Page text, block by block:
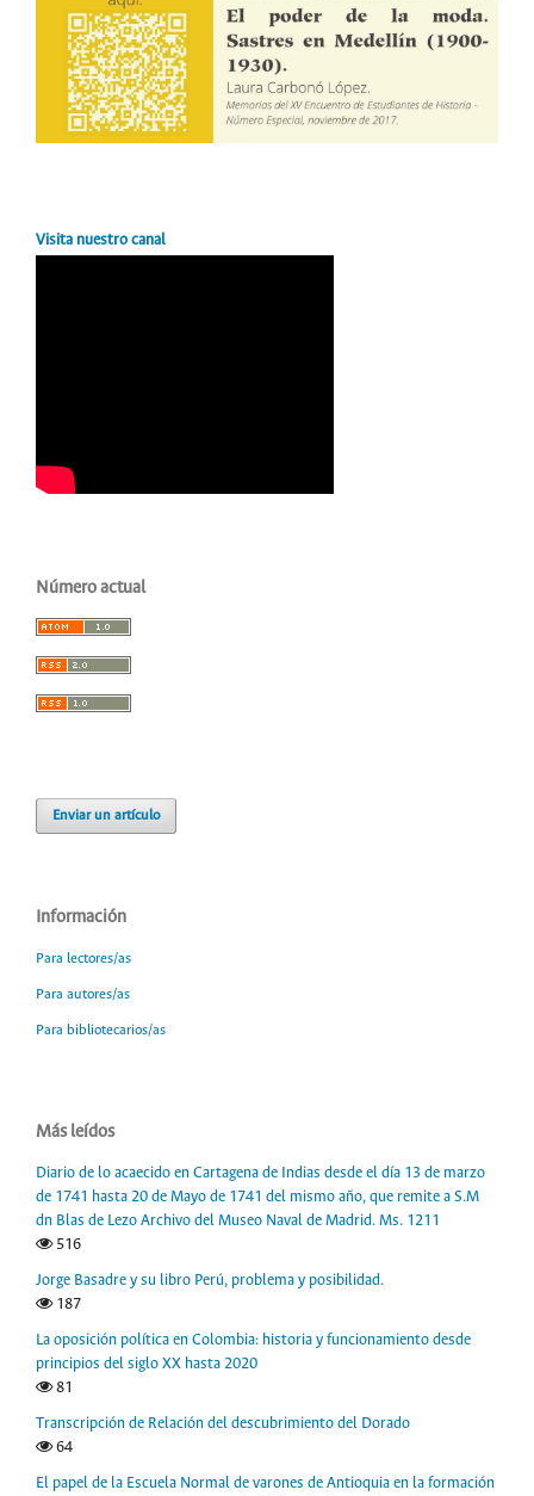
Visita nuestro canal
Número actual
Enviar un artículo
Información
Para lectores/as
Para autores/as
Para bibliotecarios/as
Más leídos
Diario de lo acaecido en Cartagena de Indias desde el día 13 de marzo
de 1741 hasta 20 de Mayo de 1741 del mismo año, que remite a S.M
dn Blas de Lezo Archivo del Museo Naval de Madrid. Ms. 1211
516
Jorge Basadre y su libro Perú, problema y posibilidad.
187
La oposición política en Colombia: historia y funcionamiento desde
principios del siglo XX hasta 2020
81
Transcripción de Relación del descubrimiento del Dorado
64
El papel de la Escuela Normal de varones de Antioquia en la formación